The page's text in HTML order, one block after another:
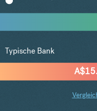
A$
Typische Bank